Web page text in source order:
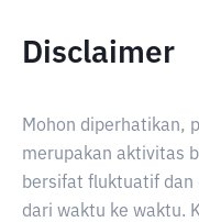
Disclaimer
Mohon diperhatikan,
merupakan aktivitas
bersifat fluktuatif dan
dari waktu ke waktu.